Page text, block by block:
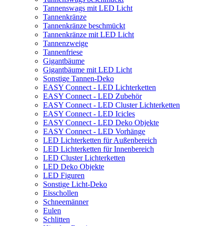
Tannenswags mit LED Licht
Tannenkränze
Tannenkränze beschmückt
Tannenkränze mit LED Licht
Tannenzweige
Tannenfriese
Gigantbäume
Gigantbäume mit LED Licht
Sonstige Tannen-Deko
EASY Connect - LED Lichterketten
EASY Connect - LED Zubehör
EASY Connect - LED Cluster Lichterketten
EASY Connect - LED Icicles
EASY Connect - LED Deko Objekte
EASY Connect - LED Vorhänge
LED Lichterketten für Außenbereich
LED Lichterketten für Innenbereich
LED Cluster Lichterketten
LED Deko Objekte
LED Figuren
Sonstige Licht-Deko
Eisschollen
Schneemänner
Eulen
Schlitten